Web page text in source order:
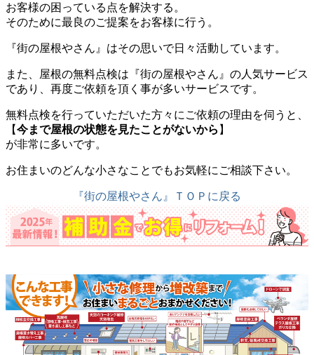
お客様の困っている点を解決する。
そのために最良のご提案をお客様に行う。
『街の屋根やさん』はその思いで日々活動しています。
また、屋根の無料点検は『街の屋根やさん』の人気サービス
であり、再度ご依頼を頂く事が多いサービスです。
無料点検を行っていただいた方々にご依頼の理由を伺うと、
【今まで屋根の状態を見たことがないから 】
が非常に多いです。
お住まいのどんな小さなことでもお気軽にご相談下さい。
『街の屋根やさん』ＴＯＰに戻る